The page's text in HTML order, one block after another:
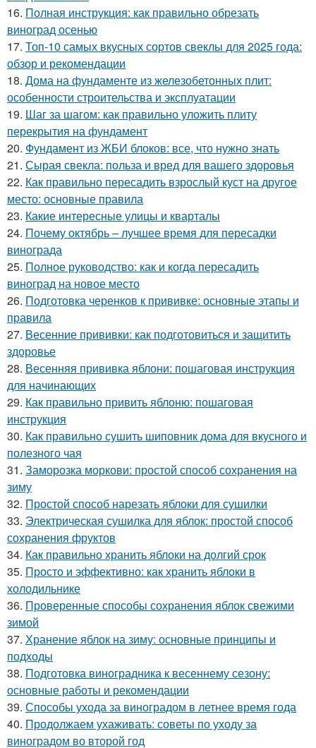
16. Полная инструкция: как правильно обрезать
виноград осенью
17. Топ-10 самых вкусных сортов свеклы для 2025 года:
обзор и рекомендации
18. Дома на фундаменте из железобетонных плит:
особенности строительства и эксплуатации
19. Шаг за шагом: как правильно уложить плиту
перекрытия на фундамент
20. Фундамент из ЖБИ блоков: все, что нужно знать
21. Сырая свекла: польза и вред для вашего здоровья
22. Как правильно пересадить взрослый куст на другое
место: основные правила
23. Какие интересные улицы и кварталы
24. Почему октябрь – лучшее время для пересадки
винограда
25. Полное руководство: как и когда пересадить
виноград на новое место
26. Подготовка черенков к прививке: основные этапы и
правила
27. Весенние прививки: как подготовиться и защитить
здоровье
28. Весенняя прививка яблони: пошаговая инструкция
для начинающих
29. Как правильно привить яблоню: пошаговая
инструкция
30. Как правильно сушить шиповник дома для вкусного и
полезного чая
31. Заморозка моркови: простой способ сохранения на
зиму
32. Простой способ нарезать яблоки для сушилки
33. Электрическая сушилка для яблок: простой способ
сохранения фруктов
34. Как правильно хранить яблоки на долгий срок
35. Просто и эффективно: как хранить яблоки в
холодильнике
36. Проверенные способы сохранения яблок свежими
зимой
37. Хранение яблок на зиму: основные принципы и
подходы
38. Подготовка виноградника к весеннему сезону:
основные работы и рекомендации
39. Способы ухода за виноградом в летнее время года
40. Продолжаем ухаживать: советы по уходу за
виноградом во второй год